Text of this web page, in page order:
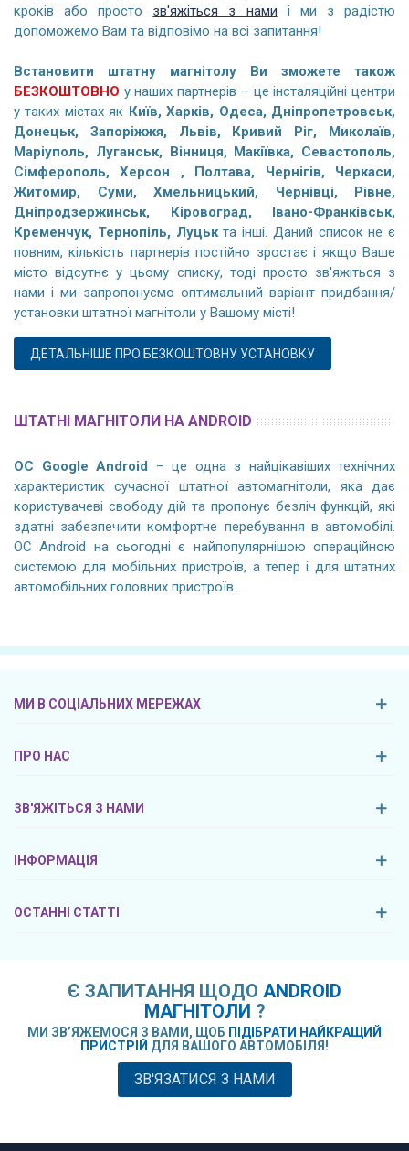
кроків або просто зв'яжіться з нами і ми з радістю
допоможемо Вам та відповімо на всі запитання!
Встановити штатну магнітолу Ви зможете також
БЕЗКОШТОВНО у наших партнерів – це інсталяційні центри
у таких містах як Київ, Харків, Одеса, Дніпропетровськ,
Донецьк, Запоріжжя, Львів, Кривий Ріг, Миколаїв,
Маріуполь, Луганськ, Вінниця, Макіївка, Севастополь,
Сімферополь, Херсон , Полтава, Чернігів, Черкаси,
Житомир, Суми, Хмельницький, Чернівці, Рівне,
Дніпродзержинськ, Кіровоград, Івано-Франківськ,
Кременчук, Тернопіль, Луцькта інші. Даний список не є
повним, кількість партнерів постійно зростає і якщо Ваше
місто відсутнє у цьому списку, тоді просто зв'яжіться з
нами і ми запропонуємо оптимальний варіант придбання/
установки штатної магнітоли у Вашому місті!
ДЕТАЛЬНІШЕ ПРО БЕЗКОШТОВНУ УСТАНОВКУ
ШТАТНІ МАГНІТОЛИ НА ANDROID
ОС Google Android – це одна з найцікавіших технічних
характеристик сучасної штатної автомагнітоли, яка дає
користувачеві свободу дій та пропонує безліч функцій, які
здатні забезпечити комфортне перебування в автомобілі.
ОС Android на сьогодні є найпопулярнішою операційною
системою для мобільних пристроїв, а тепер і для штатних
автомобільних головних пристроїв.
МИ В СОЦІАЛЬНИХ МЕРЕЖАХ
ПРО НАС
ЗВ'ЯЖІТЬСЯ З НАМИ
ІНФОРМАЦІЯ
ОСТАННІ СТАТТІ
Є ЗАПИТАННЯ ЩОДО ANDROID
МАГНІТОЛИ ?
МИ ЗВ’ЯЖЕМОСЯ З ВАМИ, ЩОБ ПІДІБРАТИ НАЙКРАЩИЙ
ПРИСТРІЙ ДЛЯ ВАШОГО АВТОМОБІЛЯ!
ЗВ'ЯЗАТИСЯ З НАМИ